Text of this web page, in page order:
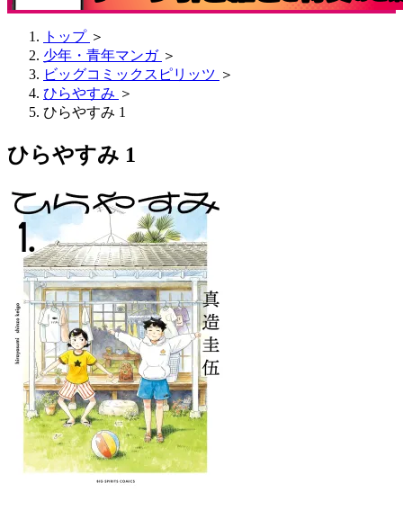
トップ ＞
少年・青年マンガ ＞
ビッグコミックスピリッツ ＞
ひらやすみ ＞
ひらやすみ 1
ひらやすみ 1